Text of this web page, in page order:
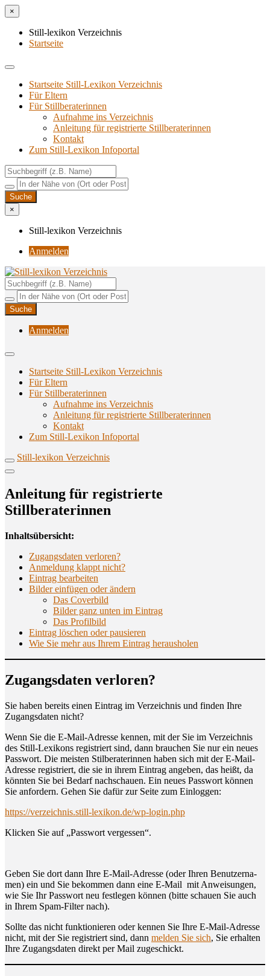
×
Still-lexikon Verzeichnis
Startseite
Startseite Still-Lexikon Verzeichnis
Für Eltern
Für Stillberaterinnen
Aufnahme ins Verzeichnis
Anlei­tung für regis­trier­te Stillberaterinnen
Kon­takt
Zum Still-Lexikon Infoportal
×
Still-lexikon Verzeichnis
Anmelden
Still-lexikon Verzeichnis
Unterstützungsangebote rund ums Stillen
Anmelden
Startseite Still-Lexikon Verzeichnis
Für Eltern
Für Stillberaterinnen
Aufnahme ins Verzeichnis
Anlei­tung für regis­trier­te Stillberaterinnen
Kon­takt
Zum Still-Lexikon Infoportal
Still-lexikon Verzeichnis
Anlei­tung für regis­trier­te
Stillberaterinnen
Inhalts­über­sicht:
Zugangs­da­ten verloren?
Anmel­dung klappt nicht?
Ein­trag bearbeiten
Bil­der ein­fü­gen oder ändern
Das Cover­bild
Bil­der ganz unten im Eintrag
Das Pro­fil­bild
Ein­trag löschen oder pausieren
Wie Sie mehr aus Ihrem Ein­trag herausholen
Zugangs­da­ten verloren?
Sie haben bereits einen Ein­trag im Ver­zeich­nis und fin­den Ihre
Zugangs­da­ten nicht?
Wenn Sie die E‑Mail-Adres­se ken­nen, mit der Sie im Ver­zeich­nis
des Still-Lexi­kons regis­triert sind, dann brau­chen Sie nur ein neu­es
Pass­wort. Die meis­ten Stil­be­ra­te­rin­nen haben sich mit der E‑Mail-
Adres­se regis­triert, die sie in ihrem Ein­trag ange­ben, das heißt, da
könn­ten Sie bei Bedarf nach­schau­en. Ein neu­es Pass­wort kön­nen
Sie anfor­dern. Gehen Sie dafür zur Sei­te zum Einloggen:
https://verzeichnis.still-lexikon.de/wp-login.php
Kli­cken Sie auf „Pass­wort vergessen“.
Geben Sie dort dann Ihre E‑Mail-Adres­se (oder Ihren Benut­zer­na­
men) ein und Sie bekom­men dann eine E‑Mail mit Anwei­sun­gen,
wie Sie Ihr Pass­wort neu fest­le­gen kön­nen (bit­te schau­en Sie auch
in Ihrem Spam-Fil­ter nach).
Soll­te das nicht funk­tio­nie­ren oder ken­nen Sie Ihre E‑Mail-Adres­se
nicht, mit der Sie regis­triert sind, dann mel­den Sie sich, Sie erhal­ten
Ihre Zugangs­da­ten direkt per Mail zugeschickt.